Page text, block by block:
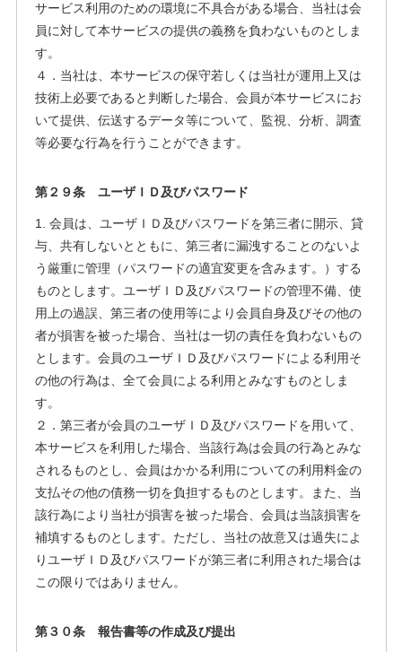
サービス利用のための環境に不具合がある場合、当社は会
員に対して本サービスの提供の義務を負わないものとしま
す。
４．当社は、本サービスの保守若しくは当社が運用上又は
技術上必要であると判断した場合、会員が本サービスにお
いて提供、伝送するデータ等について、監視、分析、調査
等必要な行為を行うことができます。
第２９条 ユーザＩＤ及びパスワード
1. 会員は、ユーザＩＤ及びパスワードを第三者に開示、貸
与、共有しないとともに、第三者に漏洩することのないよ
う厳重に管理（パスワードの適宜変更を含みます。）する
ものとします。ユーザＩＤ及びパスワードの管理不備、使
用上の過誤、第三者の使用等により会員自身及びその他の
者が損害を被った場合、当社は一切の責任を負わないもの
とします。会員のユーザＩＤ及びパスワードによる利用そ
の他の行為は、全て会員による利用とみなすものとしま
す。
２．第三者が会員のユーザＩＤ及びパスワードを用いて、
本サービスを利用した場合、当該行為は会員の行為とみな
されるものとし、会員はかかる利用についての利用料金の
支払その他の債務一切を負担するものとします。また、当
該行為により当社が損害を被った場合、会員は当該損害を
補填するものとします。ただし、当社の故意又は過失によ
りユーザＩＤ及びパスワードが第三者に利用された場合は
この限りではありません。
第３０条 報告書等の作成及び提出